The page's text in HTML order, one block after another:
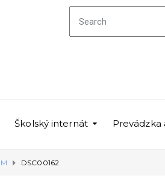
Školský internát Prevádzka
DSC00162